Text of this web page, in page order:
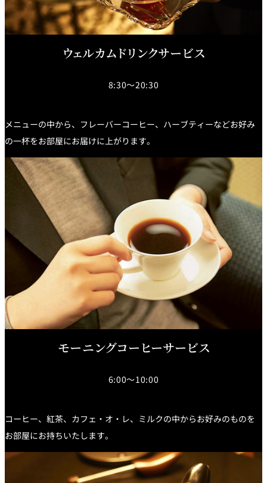
ャンセルポリ
シー及びキャ
ッシュレス決
済のご案内
メールマガジ
ン"Letter
OTANI"ご登録
フォーム
ウェルカムドリンクサービス
8:30～20:30
メニューの中から、フレーバーコーヒー、ハーブティーなどお好み
の一杯をお部屋にお届けに上がります。
モーニングコーヒーサービス
6:00～10:00
コーヒー、紅茶、カフェ・オ・レ、ミルクの中からお好みのものを
お部屋にお持ちいたします。